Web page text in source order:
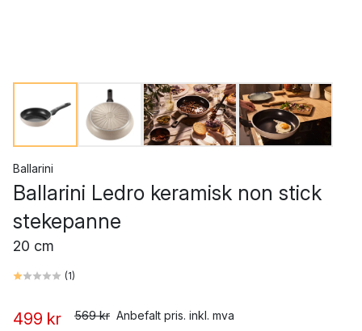
Ballarini
Ballarini Ledro keramisk non stick
stekepanne
20 cm
(1)
499 kr 569 kr Anbefalt pris. inkl. mva